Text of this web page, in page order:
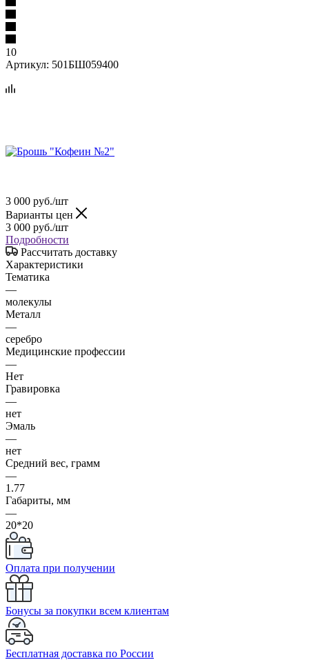
10
Артикул: 501БШ059400
3 000 руб./шт
Варианты цен
3 000 руб./шт
Подробности
Рассчитать доставку
Характеристики
Тематика
—
молекулы
Металл
—
серебро
Медицинские профессии
—
Нет
Гравировка
—
нет
Эмаль
—
нет
Средний вес, грамм
—
1.77
Габариты, мм
—
20*20
Оплата при получении
Бонусы за покупки всем клиентам
Бесплатная доставка по России